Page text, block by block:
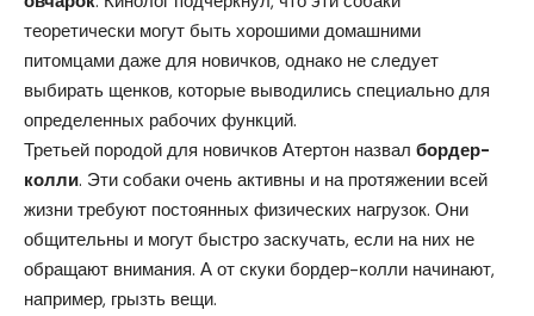
теоретически могут быть хорошими домашними
питомцами даже для новичков, однако не следует
выбирать щенков, которые выводились специально для
определенных рабочих функций.
Третьей породой для новичков Атертон назвал бордер-
колли. Эти собаки очень активны и на протяжении всей
жизни требуют постоянных физических нагрузок. Они
общительны и могут быстро заскучать, если на них не
обращают внимания. А от скуки бордер-колли начинают,
например, грызть вещи.